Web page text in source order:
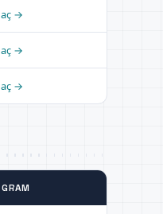
aç →
aç →
aç →
GRAM